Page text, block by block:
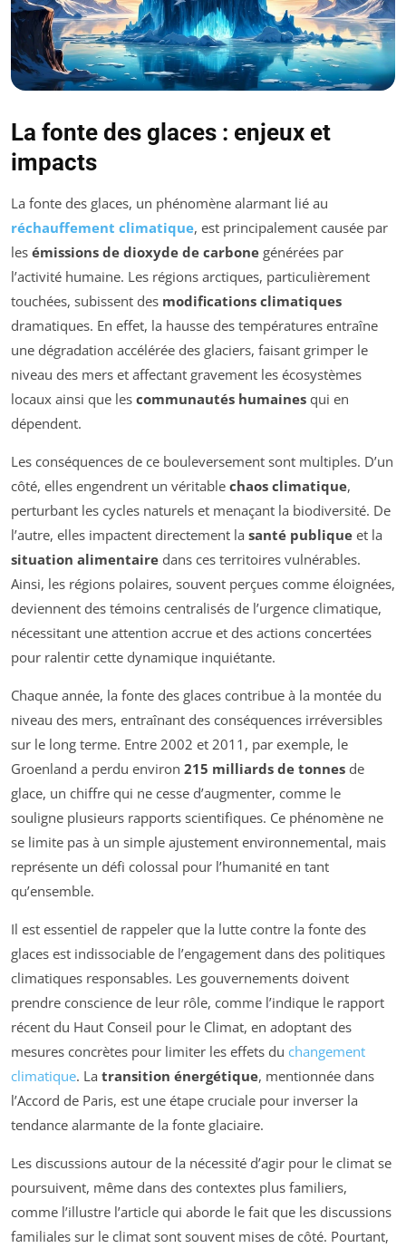
La fonte des glaces : enjeux et
impacts
La fonte des glaces, un phénomène alarmant lié au
réchauffement climatique, est principalement causée par
les émissions de dioxyde de carbone générées par
l’activité humaine. Les régions arctiques, particulièrement
touchées, subissent des modifications climatiques
dramatiques. En effet, la hausse des températures entraîne
une dégradation accélérée des glaciers, faisant grimper le
niveau des mers et affectant gravement les écosystèmes
locaux ainsi que les communautés humaines qui en
dépendent.
Les conséquences de ce bouleversement sont multiples. D’un
côté, elles engendrent un véritable chaos climatique,
perturbant les cycles naturels et menaçant la biodiversité. De
l’autre, elles impactent directement la santé publique et la
situation alimentaire dans ces territoires vulnérables.
Ainsi, les régions polaires, souvent perçues comme éloignées,
deviennent des témoins centralisés de l’urgence climatique,
nécessitant une attention accrue et des actions concertées
pour ralentir cette dynamique inquiétante.
Chaque année, la fonte des glaces contribue à la montée du
niveau des mers, entraînant des conséquences irréversibles
sur le long terme. Entre 2002 et 2011, par exemple, le
Groenland a perdu environ 215 milliards de tonnes de
glace, un chiffre qui ne cesse d’augmenter, comme le
souligne plusieurs rapports scientifiques. Ce phénomène ne
se limite pas à un simple ajustement environnemental, mais
représente un défi colossal pour l’humanité en tant
qu’ensemble.
Il est essentiel de rappeler que la lutte contre la fonte des
glaces est indissociable de l’engagement dans des politiques
climatiques responsables. Les gouvernements doivent
prendre conscience de leur rôle, comme l’indique le rapport
récent du Haut Conseil pour le Climat, en adoptant des
mesures concrètes pour limiter les effets du changement
climatique. La transition énergétique, mentionnée dans
l’Accord de Paris, est une étape cruciale pour inverser la
tendance alarmante de la fonte glaciaire.
Les discussions autour de la nécessité d’agir pour le climat se
poursuivent, même dans des contextes plus familiers,
comme l’illustre l’article qui aborde le fait que les discussions
familiales sur le climat sont souvent mises de côté. Pourtant,